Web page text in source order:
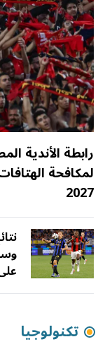
رابطة الأندية
2027
تكنولوجيا